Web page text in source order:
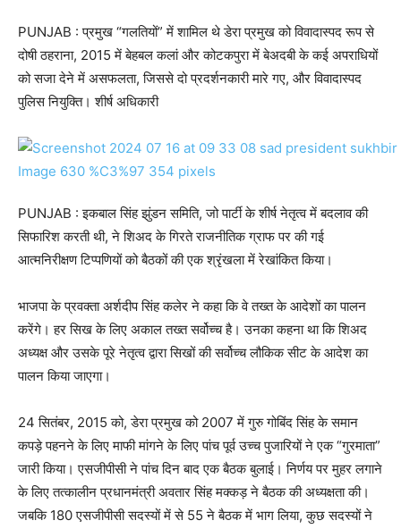
PUNJAB : प्रमुख “गलतियों” में शामिल थे डेरा प्रमुख को विवादास्पद रूप से
दोषी ठहराना, 2015 में बेहबल कलां और कोटकपुरा में बेअदबी के कई अपराधियों
को सजा देने में असफलता, जिससे दो प्रदर्शनकारी मारे गए, और विवादास्पद
पुलिस नियुक्ति। शीर्ष अधिकारी
PUNJAB : इकबाल सिंह झुंडन समिति, जो पार्टी के शीर्ष नेतृत्व में बदलाव की
सिफारिश करती थी, ने शिअद के गिरते राजनीतिक ग्राफ पर की गई
आत्मनिरीक्षण टिप्पणियों को बैठकों की एक श्रृंखला में रेखांकित किया।
भाजपा के प्रवक्ता अर्शदीप सिंह कलेर ने कहा कि वे तख्त के आदेशों का पालन
करेंगे। हर सिख के लिए अकाल तख्त सर्वोच्च है। उनका कहना था कि शिअद
अध्यक्ष और उसके पूरे नेतृत्व द्वारा सिखों की सर्वोच्च लौकिक सीट के आदेश का
पालन किया जाएगा।
24 सितंबर, 2015 को, डेरा प्रमुख को 2007 में गुरु गोबिंद सिंह के समान
कपड़े पहनने के लिए माफी मांगने के लिए पांच पूर्व उच्च पुजारियों ने एक “गुरमाता”
जारी किया। एसजीपीसी ने पांच दिन बाद एक बैठक बुलाई। निर्णय पर मुहर लगाने
के लिए तत्कालीन प्रधानमंत्री अवतार सिंह मक्कड़ ने बैठक की अध्यक्षता की।
जबकि 180 एसजीपीसी सदस्यों में से 55 ने बैठक में भाग लिया, कुछ सदस्यों ने